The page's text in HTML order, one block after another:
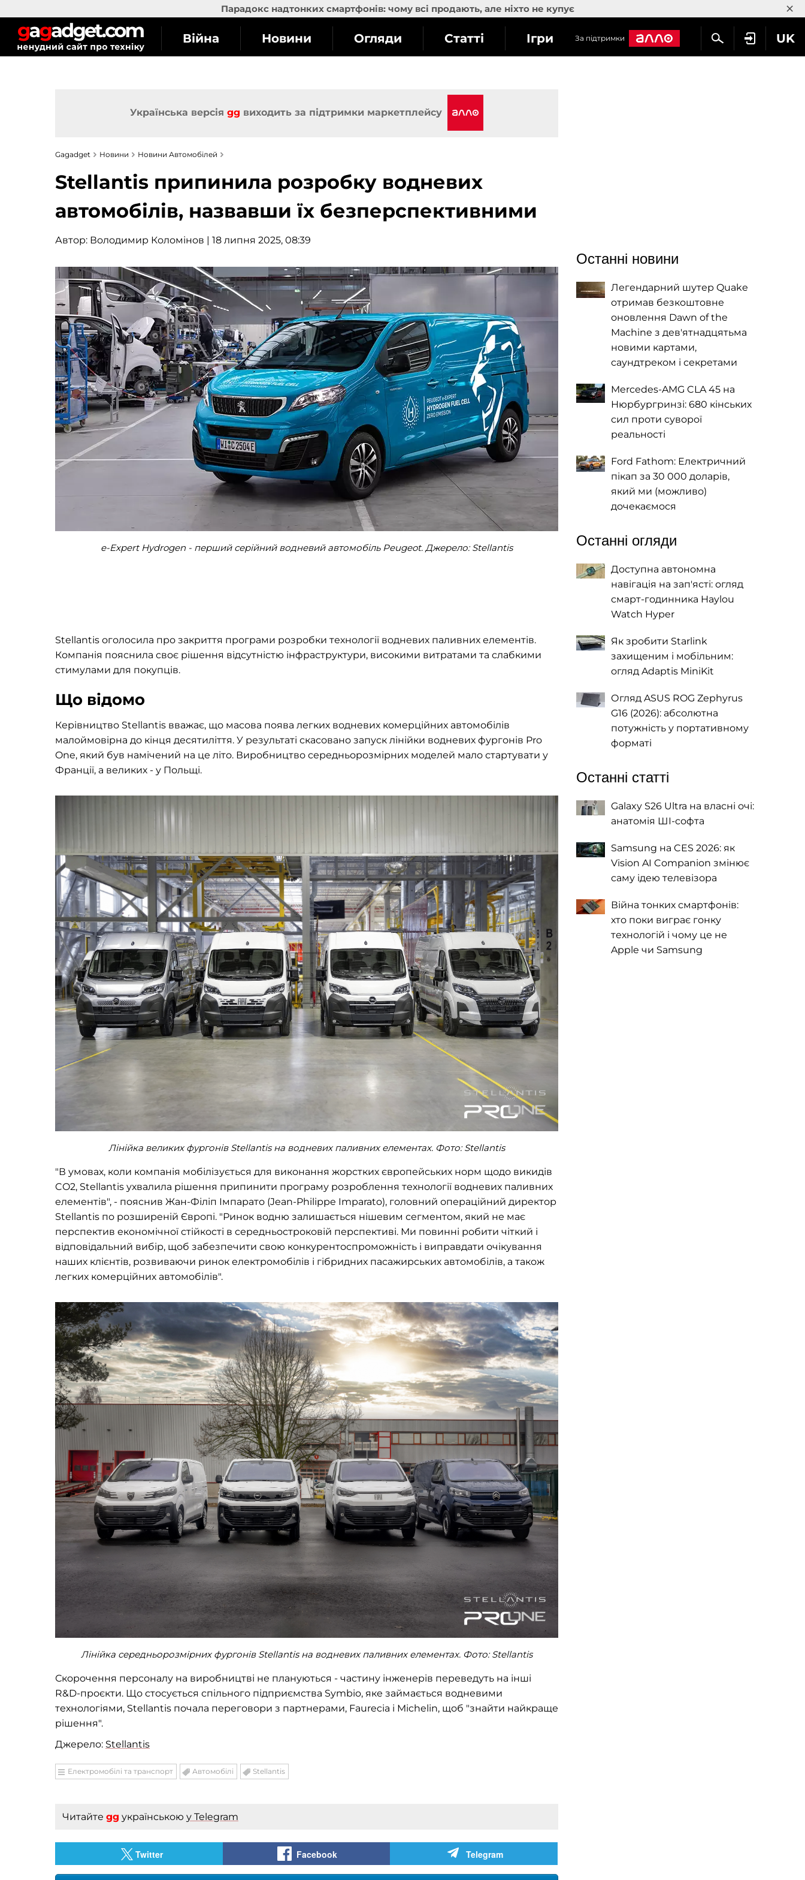
Парадокс надтонких смартфонів: чому всі продають, але ніхто не купує ×
UK
Війна Новини Огляди Статті Ігри За підтримки
Українська версія gg виходить за підтримки маркетплейсу
Gagadget Новини Новини Автомобілей
Stellantis припинила розробку водневих
автомобілів, назвавши їх безперспективними
Автор: Володимир Коломінов | 18 липня 2025, 08:39
e-Expert Hydrogen - перший серійний водневий автомобіль Peugeot. Джерело: Stellantis
Stellantis оголосила про закриття програми розробки технології водневих паливних елементів.
Компанія пояснила своє рішення відсутністю інфраструктури, високими витратами та слабкими
стимулами для покупців.
Що відомо
Керівництво Stellantis вважає, що масова поява легких водневих комерційних автомобілів
малоймовірна до кінця десятиліття. У результаті скасовано запуск лінійки водневих фургонів Pro
One, який був намічений на це літо. Виробництво середньорозмірних моделей мало стартувати у
Франції, а великих - у Польщі.
Лінійка великих фургонів Stellantis на водневих паливних елементах. Фото:Stellantis
"В умовах, коли компанія мобілізується для виконання жорстких європейських норм щодо викидів
CO2, Stellantis ухвалила рішення припинити програму розроблення технології водневих паливних
елементів", - пояснив Жан-Філіп Імпарато (Jean-Philippe Imparato), головний операційний директор
Stellantis по розширеній Європі. "Ринок водню залишається нішевим сегментом, який не має
перспектив економічної стійкості в середньостроковій перспективі. Ми повинні робити чіткий і
відповідальний вибір, щоб забезпечити свою конкурентоспроможність і виправдати очікування
наших клієнтів, розвиваючи ринок електромобілів і гібридних пасажирських автомобілів, а також
легких комерційних автомобілів".
Лінійка середньорозмірних фургонів Stellantis на водневих паливних елементах. Фото:Stellantis
Скорочення персоналу на виробництві не плануються - частину інженерів переведуть на інші
R&D-проєкти. Що стосується спільного підприємства Symbio, яке займається водневими
технологіями, Stellantis почала переговори з партнерами, Faurecia і Michelin, щоб "знайти найкраще
рішення".
Джерело: Stellantis
Електромобілі та транспорт Автомобілі Stellantis
Читайте gg українською у Telegram
Twitter Facebook Telegram
Останні новини
Легендарний шутер Quake
отримав безкоштовне
оновлення Dawn of the
Machine з дев'ятнадцятьма
новими картами,
саундтреком і секретами
Mercedes-AMG CLA 45 на
Нюрбургринзі: 680 кінських
сил проти суворої
реальності
Ford Fathom: Електричний
пікап за 30 000 доларів,
який ми (можливо)
дочекаємося
Останні огляди
Доступна автономна
навігація на зап'ясті: огляд
смарт-годинника Haylou
Watch Hyper
Як зробити Starlink
захищеним і мобільним:
огляд Adaptis MiniKit
Огляд ASUS ROG Zephyrus
G16 (2026): абсолютна
потужність у портативному
форматі
Останні статті
Galaxy S26 Ultra на власні очі:
анатомія ШІ-софта
Samsung на CES 2026: як
Vision AI Companion змінює
саму ідею телевізора
Війна тонких смартфонів:
хто поки виграє гонку
технологій і чому це не
Apple чи Samsung